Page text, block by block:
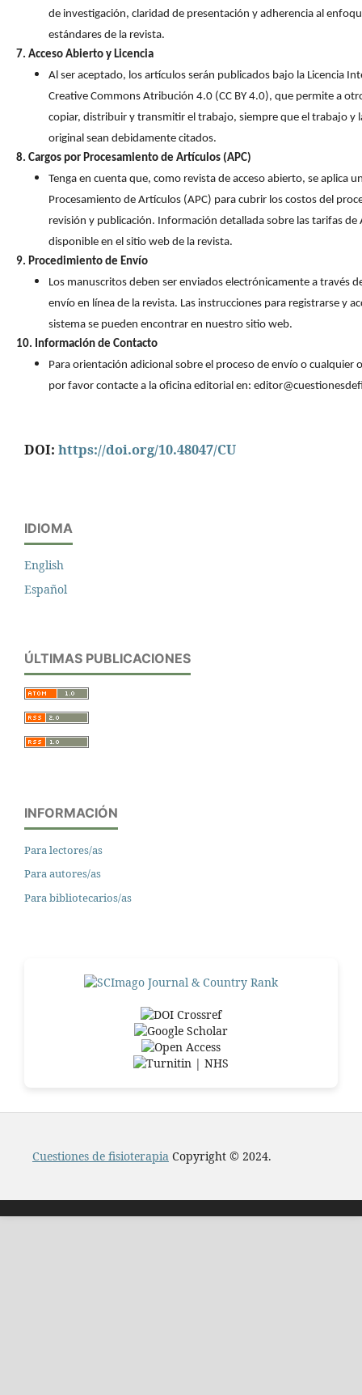
de investigación, claridad de presentación y adherencia al
estándares de la revista.
7. Acceso Abierto y Licencia
Al ser aceptado, los artículos serán publicados bajo la Licencia
Creative Commons Atribución 4.0 (CC BY 4.0), que permite a
copiar, distribuir y transmitir el trabajo, siempre que el trabajo y
original sean debidamente citados.
8. Cargos por Procesamiento de Artículos (APC)
Tenga en cuenta que, como revista de acceso abierto, se aplica
Procesamiento de Artículos (APC) para cubrir los costos del
revisión y publicación. Información detallada sobre las tarifas de
disponible en el sitio web de la revista.
9. Procedimiento de Envío
Los manuscritos deben ser enviados electrónicamente a través
envío en línea de la revista. Las instrucciones para registrarse y
sistema se pueden encontrar en nuestro sitio web.
10. Información de Contacto
Para orientación adicional sobre el proceso de envío o cualquier
por favor contacte a la oficina editorial en:
DOI: https://doi.org/10.48047/CU
IDIOMA
English
Español
ÚLTIMAS PUBLICACIONES
INFORMACIÓN
Para lectores/as
Para autores/as
Para bibliotecarios/as
Cuestiones de fisioterapiaCopyright © 2024.